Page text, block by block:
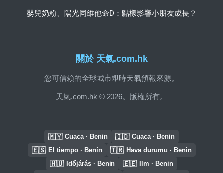
關於 天氣.com.hk
您可信賴的全球城市即時天氣預報來源。
天氣.com.hk © 2026。版權所有。
嬰兒奶粉、陽光同維他命D：點樣影響小朋友成長？
🇲🇾 Cuaca · Benin 🇮🇩 Cuaca · Benin
🇪🇸 El tiempo · Benín 🇹🇷 Hava durumu · Benin
🇭🇺 Időjárás · Benin 🇪🇪 Ilm · Benin